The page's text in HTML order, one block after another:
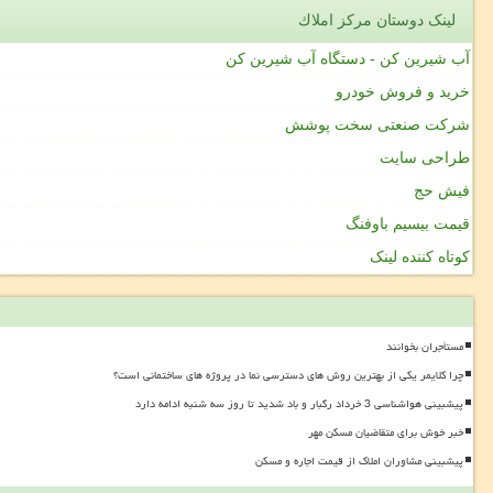
لینک دوستان مركز املاك
آب شیرین کن - دستگاه آب شیرین کن
خرید و فروش خودرو
شرکت صنعتی سخت پوشش
طراحی سایت
فیش حج
قیمت بیسیم باوفنگ
کوتاه کننده لینک
مستأجران بخوانند
چرا کلایمر یکی از بهترین روش های دسترسی نما در پروژه های ساختمانی است؟
پیشبینی هواشناسی 3 خرداد رگبار و باد شدید تا روز سه شنبه ادامه دارد
خبر خوش برای متقاضیان مسکن مهر
پیشبینی مشاوران املاک از قیمت اجاره و مسکن